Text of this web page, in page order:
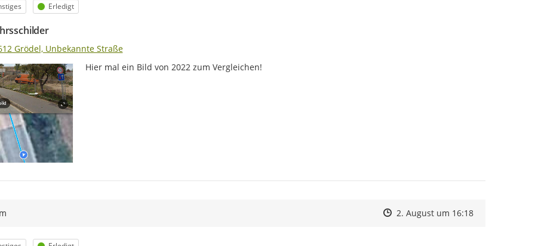
Status
Erledigt
Grödel, Unbekannte Straße
Hier mal ein Bild von 2022 zum Vergleichen!
Zeitpunkt des Erstellens
Zeitpunkt des Erstellens
2. August um 16:18Zur Äußerung